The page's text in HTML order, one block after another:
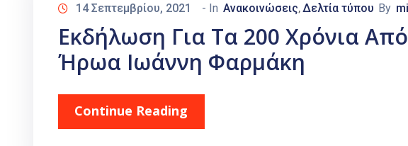
14 Σεπτεμβρίου, 2021 - In Ανακοινώσεις‚Δελτία τύπου By
Εκδήλωση Για Τα 200 Χρόνια
Ήρωα Ιωάννη Φαρμάκη
Continue Reading